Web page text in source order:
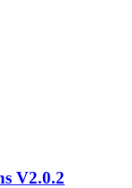
V2.0.2